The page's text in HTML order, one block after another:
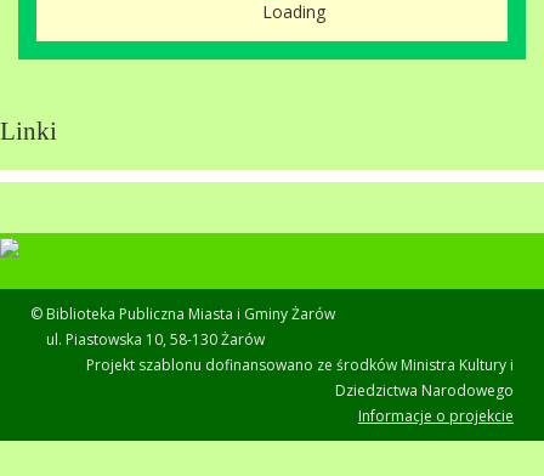
Linki
© Biblioteka Publiczna Miasta i Gminy Żarów
ul. Piastowska 10, 58-130 Żarów
Projekt szablonu dofinansowano ze środków Ministra Kultury i
Dziedzictwa Narodowego
Informacje o projekcie